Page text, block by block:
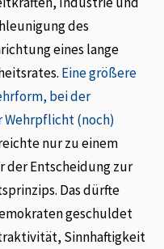
des
eines lange
Eine größere
bei der
Wehrpflicht (noch)
nur zu einem
der Entscheidung zur
Das dürfte
geschuldet
Sinnhaftigkeit